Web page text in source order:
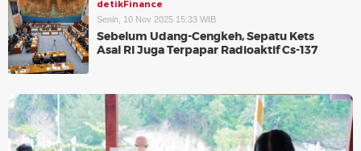
detikFinance
Senin, 10 Nov 2025 15:33 WIB
Sebelum Udang-Cengkeh, Sepatu Kets
Asal RI Juga Terpapar Radioaktif Cs-137